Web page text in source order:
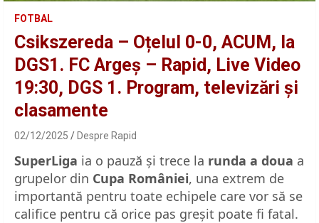
FOTBAL
Csikszereda – Oțelul 0-0, ACUM, la
DGS1. FC Argeș – Rapid, Live Video
19:30, DGS 1. Program, televizări și
clasamente
02/12/2025 Despre Rapid
SuperLiga ia o pauză și trece la runda a doua a
grupelor din Cupa României, una extrem de
importantă pentru toate echipele care vor să se
califice pentru că orice pas greșit poate fi fatal.